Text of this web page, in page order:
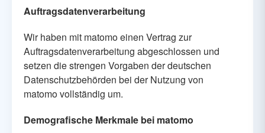
Auftragsdatenverarbeitung
Wir haben mit matomo einen Vertrag zur
Auftragsdatenverarbeitung abgeschlossen und
setzen die strengen Vorgaben der deutschen
Datenschutzbehörden bei der Nutzung von
matomo vollständig um.
Demografische Merkmale bei matomo